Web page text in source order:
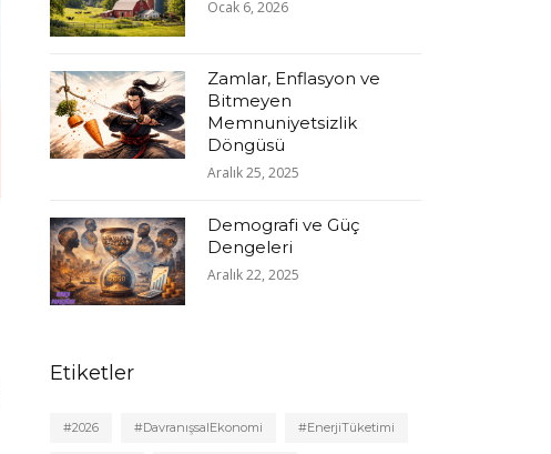
Ocak 6, 2026
Zamlar, Enflasyon ve
Bitmeyen
Memnuniyetsizlik
Döngüsü
Aralık 25, 2025
Demografi ve Güç
Dengeleri
Aralık 22, 2025
Etiketler
#2026 #DavranışsalEkonomi #EnerjiTüketimi